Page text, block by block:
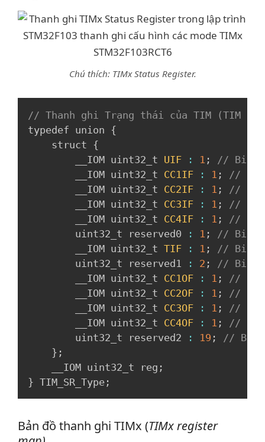
Chú thích: TIMx Status Register.
// Thanh ghi Trạng thái của TIM (TIM
typedef union {
    struct
{
        __IOM uint32_t
UIF : 1 ;
// Bit
        __IOM uint32_t
CC1IF : 1 ;
// Bit
        __IOM uint32_t
CC2IF : 1 ;
// Bit
        __IOM uint32_t
CC3IF : 1 ;
// Bit
        __IOM uint32_t
CC4IF : 1 ;
// Bit
        uint32_t reserved0
: 1 ;
// Bit 5:
        __IOM uint32_t
TIF : 1 ;
// Bit
        uint32_t reserved1
: 2 ;
// Bit 7-
        __IOM uint32_t
CC1OF : 1 ;
// Bit
        __IOM uint32_t
CC2OF : 1 ;
// Bit
        __IOM uint32_t
CC3OF : 1 ;
// Bit
        __IOM uint32_t
CC4OF : 1 ;
// Bit
        uint32_t reserved2
: 19 ;
// Bit
} ;
    __IOM uint32_t reg
;
} TIM_SR_Type ;
Bản đồ thanh ghi TIMx (TIMx register